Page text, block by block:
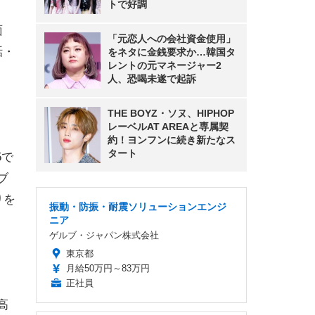
を
トで好調
「元恋人への会社資金使用」
をネタに金銭要求か…韓国タ
レントの元マネージャー2
人、恐喝未遂で起訴
THE BOYZ・ソヌ、HIPHOP
レーベルAT AREAと専属契
約！ヨンフンに続き新たなス
タート
振動・防振・耐震ソリューションエンジ
ニア
ゲルブ・ジャパン株式会社
東京都
月給50万円～83万円
正社員